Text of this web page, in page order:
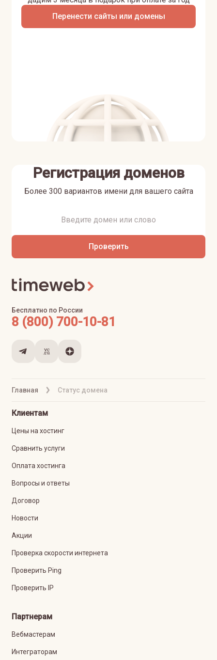
Перенести сайты или домены
Регистрация доменов
Более 300 вариантов имени для вашего сайта
Проверить
Главная Статус домена
Бесплатно по России
8 (800) 700-10-81
Клиентам
Цены на хостинг
Сравнить услуги
Оплата хостинга
Вопросы и ответы
Договор
Новости
Акции
Проверка скорости интернета
Проверить Ping
Проверить IP
Партнерам
Вебмастерам
Интеграторам